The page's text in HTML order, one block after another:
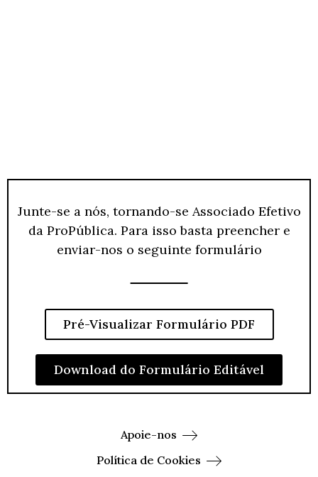
Junte-se a nós, tornando-se Associado Efetivo
da ProPública. Para isso basta preencher e
enviar-nos o seguinte formulário
Pré-Visualizar Formulário PDF
Download do Formulário Editável
Apoie-nos
Política de Cookies